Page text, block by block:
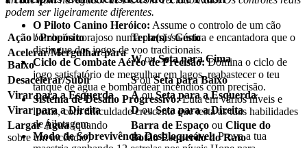
O Piloto Canino Heróico: Assume o controlo de um cão
bombeiro corajoso numa premissa única e encantadora que o
distingue dos jogos de voo tradicionais.
Ciclo de Combate Aéreo de Precisão:Domina o ciclo de
jogo satisfatório de mergulhar em lagos, reabastecer o teu
tanque de água e bombardear incêndios com precisão.
Sistema de Desafio Progressivo:Luta em vários níveis e
locais, com dificuldade crescente que testa as tuas habilidades
de pilotagem.
Modo de Sobrevivência Desbloqueável:Prova a tua
podem ser ligeiramente diferentes.
Ação / Propósito
Tecla(s) / Gesto
Acelerar/Mergulhar para
Baixo
WouSeta para Cima
Desacelerar/Subir
SouSeta para Baixo
Virar para a Esquerda
AouSeta para a Esquerda
Virar para a Direita
DouSeta para a Direita
Largar Água(quando
sobre um incêndio)
Barra de Espaço ou Clique do
Botão Esquerdo do Rato